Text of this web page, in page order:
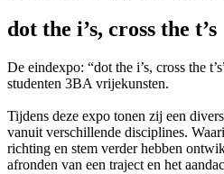
dot the i’s, cross the t’s
De eindexpo: “dot the i’s, cross the
studenten 3BA vrijekunsten.
Tijdens deze expo tonen zij een
vanuit verschillende disciplines.
richting en stem verder hebben
afronden van een traject en het